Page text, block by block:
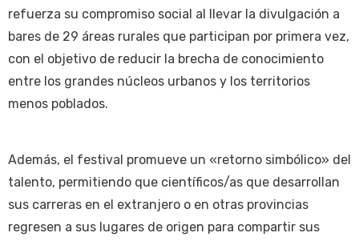
refuerza su compromiso social al llevar la divulgación a
bares de 29 áreas rurales que participan por primera vez,
con el objetivo de reducir la brecha de conocimiento
entre los grandes núcleos urbanos y los territorios
menos poblados.
Además, el festival promueve un «retorno simbólico» del
talento, permitiendo que científicos/as que desarrollan
sus carreras en el extranjero o en otras provincias
regresen a sus lugares de origen para compartir sus